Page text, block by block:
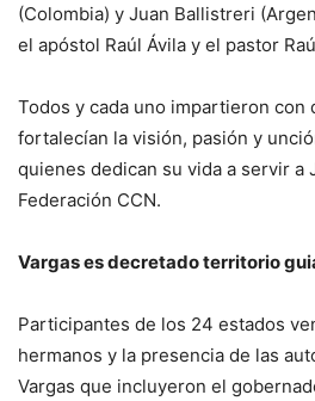
(Colombia) y Juan Ballistreri
el apóstol Raúl Ávila y el pastor
Todos y cada uno impartieron con
fortalecían la visión, pasión y
quienes dedican su vida a servir a
Federación CCN.
Vargas es decretado territorio
Participantes de los 24 estados
hermanos y la presencia de las
Vargas que incluyeron el